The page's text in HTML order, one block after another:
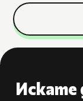
Искате